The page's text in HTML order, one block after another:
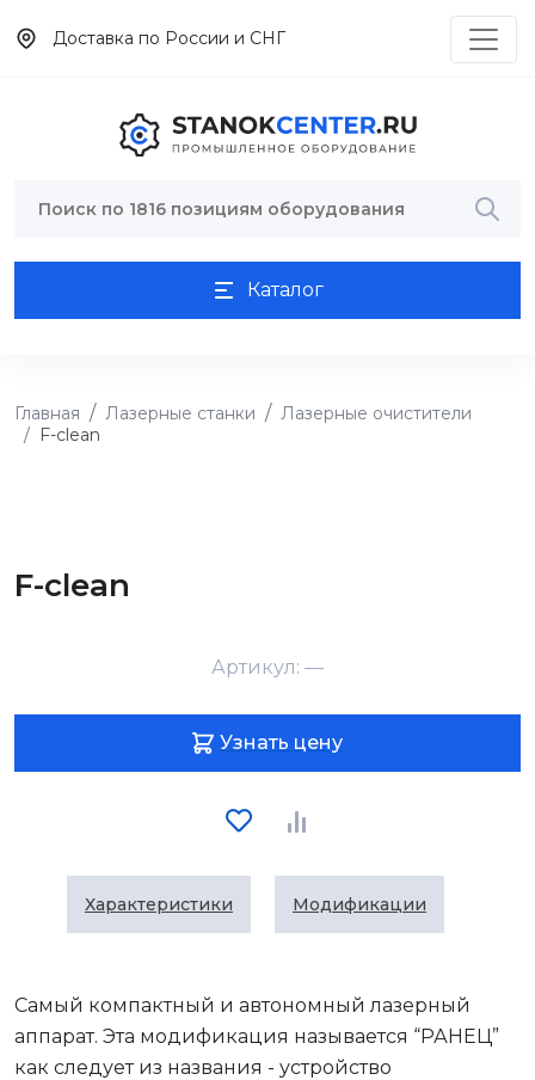
Доставка по России и СНГ
Каталог
Главная Лазерные станки
Лазерные очистители
F-clean
F-clean
Артикул: —
Узнать цену
Характеристики Модификации
Самый компактный и автономный лазерный
аппарат. Эта модификация называется “РАНЕЦ”
как следует из названия - устройство